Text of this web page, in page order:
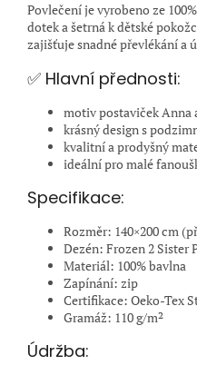
Povlečení je vyrobeno ze
dotek a šetrná k dětské
zajišťuje snadné převlékání a
✅ Hlavní přednosti:
motiv postaviček Anna
krásný design s
kvalitní a prodyšný
ideální pro malé
Specifikace:
Rozměr: 140×200 cm
Dezén: Frozen 2 Sister
Materiál: 100% bavlna
Zapínání: zip
Certifikace: Oeko-Tex
Gramáž: 110 g/m²
Údržba: